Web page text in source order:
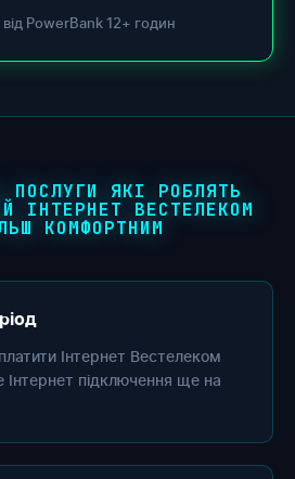
PowerBank 12+ годин
ПОСЛУГИ ЯКІ РОБЛЯТЬ
ІНТЕРНЕТ ВЕСТЕЛЕКОМ
КОМФОРТНИМ
Інтернет Вестелеком
Інтернет підключення ще на